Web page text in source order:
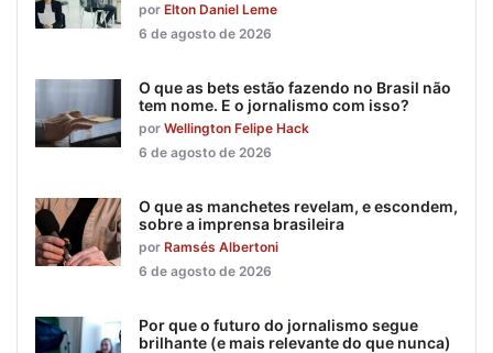
por Elton Daniel Leme
6 de agosto de 2026
O que as bets estão fazendo no Brasil não
tem nome. E o jornalismo com isso?
por Wellington Felipe Hack
6 de agosto de 2026
O que as manchetes revelam, e escondem,
sobre a imprensa brasileira
por Ramsés Albertoni
6 de agosto de 2026
Por que o futuro do jornalismo segue
brilhante (e mais relevante do que nunca)